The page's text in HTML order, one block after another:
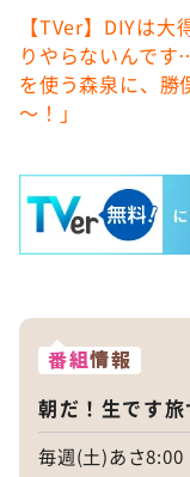
【TVer】DIYは
りやらないんで
を使う森泉に、勝
～！」
番組情報
朝だ！生です旅
毎週(土)あさ8:00